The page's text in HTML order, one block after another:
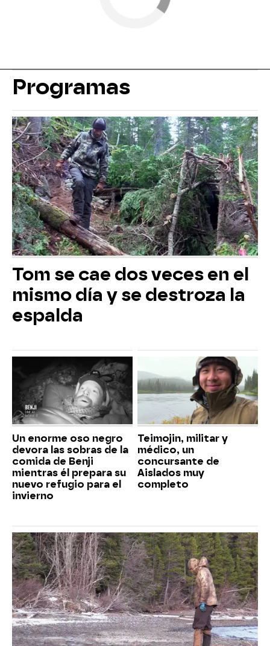
Programas
Tom se cae dos veces en el
mismo día y se destroza la
espalda
Un enorme oso negro
devora las sobras de la
comida de Benji
mientras él prepara su
nuevo refugio para el
invierno
Teimojin, militar y
médico, un
concursante de
Aislados muy
completo